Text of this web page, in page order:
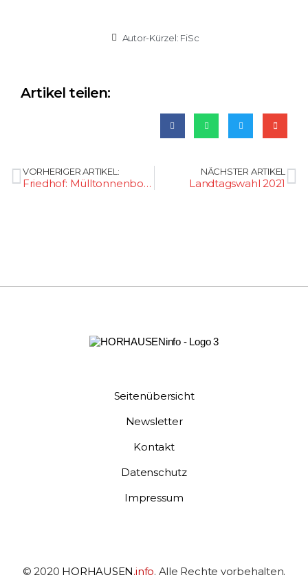
Autor-Kürzel: FiSc
Artikel teilen:
VORHERIGER ARTIKEL:
Friedhof: Mülltonnenboxen
NÄCHSTER ARTIKEL
Landtagswahl 2021
Seitenübersicht
Newsletter
Kontakt
Datenschutz
Impressum
© 2020 HORHAUSEN.info. Alle Rechte vorbehalten.